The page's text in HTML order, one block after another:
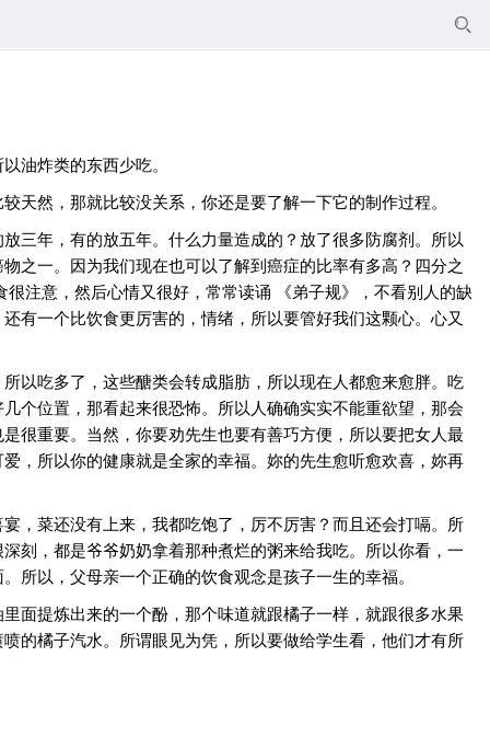

油炸类的东西少吃。
然，那就比较没关系，你还是要了解一下它的制作过程。
三年，有的放五年。什么力量造成的？放了很多防腐剂。所以
之一。因为我们现在也可以了解到癌症的比率有多高？四分之
注意，然后心情又很好，常常读诵 《弟子规》，不看别人的缺
有一个比饮食更厉害的，情绪，所以要管好我们这颗心。心又
以吃多了，这些醣类会转成脂肪，所以现在人都愈来愈胖。吃
个位置，那看起来很恐怖。所以人确确实实不能重欲望，那会
很重要。当然，你要劝先生也要有善巧方便，所以要把女人最
，所以你的健康就是全家的幸福。妳的先生愈听愈欢喜，妳再
，菜还没有上来，我都吃饱了，厉不厉害？而且还会打嗝。所
刻，都是爷爷奶奶拿着那种煮烂的粥来给我吃。所以你看，一
以，父母亲一个正确的饮食观念是孩子一生的幸福。
面提炼出来的一个酚，那个味道就跟橘子一样，就跟很多水果
的橘子汽水。所谓眼见为凭，所以要做给学生看，他们才有所